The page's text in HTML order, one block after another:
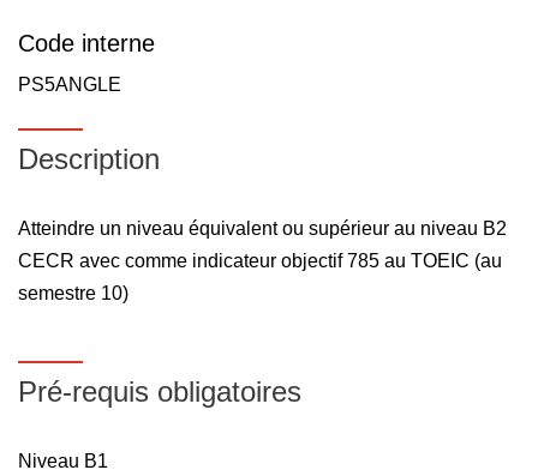
Code interne
PS5ANGLE
Description
Atteindre un niveau équivalent ou supérieur au niveau B2
CECR avec comme indicateur objectif 785 au TOEIC (au
semestre 10)
Pré-requis obligatoires
Niveau B1